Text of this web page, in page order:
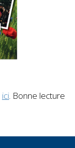
ici. Bonne lecture